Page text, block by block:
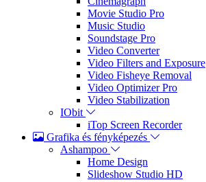
Movie Studio Pro
Music Studio
Soundstage Pro
Video Converter
Video Filters and Exposure
Video Fisheye Removal
Video Optimizer Pro
Video Stabilization
IObit
iTop Screen Recorder
Grafika és fényképezés
Ashampoo
Home Design
Slideshow Studio HD